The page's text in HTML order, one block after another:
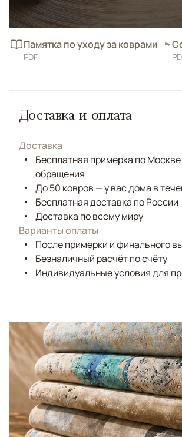
Памятка по уходу за коврами
PDF
Доставка и оплата
Доставка
Бесплатная примерка по
обращения
До 50 ковров — у вас дома в
Бесплатная доставка по России
Доставка по всему миру
Варианты оплаты
После примерки и финального
Безналичный расчёт по счёту
Индивидуальные условия для